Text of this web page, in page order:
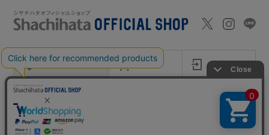
新規会員登録 カート ログイン
ショッピングガイド
特定商取引法に基
づく表記
プライバシー
ポリシー
Monet
(モネ)